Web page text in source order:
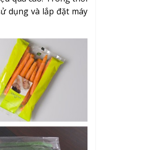
dụng và lắp đặt máy